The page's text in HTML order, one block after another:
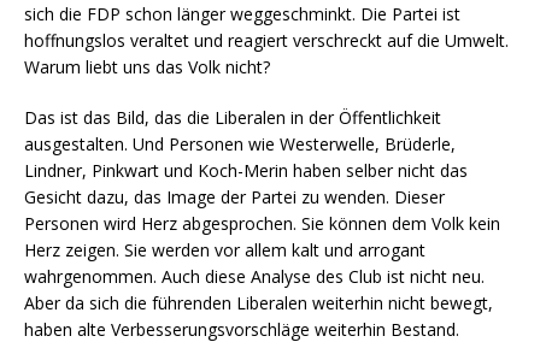
sich die FDP schon länger weggeschminkt. Die Partei ist
hoffnungslos veraltet und reagiert verschreckt auf die Umwelt.
Warum liebt uns das Volk nicht?
Das ist das Bild, das die Liberalen in der Öffentlichkeit
ausgestalten. Und Personen wie Westerwelle, Brüderle,
Lindner, Pinkwart und Koch-Merin haben selber nicht das
Gesicht dazu, das Image der Partei zu wenden. Dieser
Personen wird Herz abgesprochen. Sie können dem Volk kein
Herz zeigen. Sie werden vor allem kalt und arrogant
wahrgenommen. Auch diese Analyse des Club ist nicht neu.
Aber da sich die führenden Liberalen weiterhin nicht bewegt,
haben alte Verbesserungsvorschläge weiterhin Bestand.